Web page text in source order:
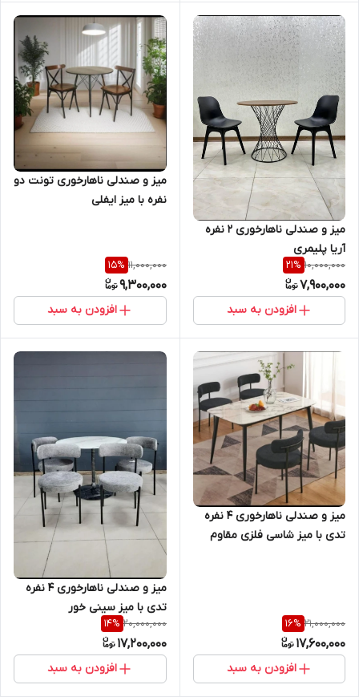
میز و صندلی ناهارخوری ۲ نفره
آریا پلیمری
10,000,000
21%
7,900,000
افزودن به سبد
میز و صندلی ناهارخوری تونت دو
نفره با میز ایفلی
11,000,000
15%
9,300,000
افزودن به سبد
میز و صندلی ناهارخوری ۴ نفره
تدی با میز شاسی فلزی مقاوم
21,000,000
16%
17,600,000
افزودن به سبد
میز و صندلی ناهارخوری ۴ نفره
تدی با میز سینی خور
20,000,000
14%
17,200,000
افزودن به سبد